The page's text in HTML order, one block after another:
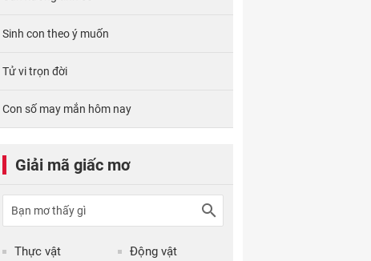
Sinh con theo ý muốn
Tử vi trọn đời
Con số may mắn hôm nay
Giải mã giấc mơ
Thực vật Động vật